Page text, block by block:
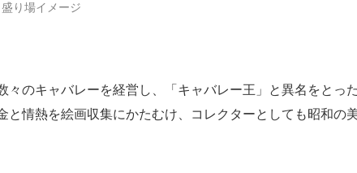
盛り場イメージ
のキャバレーを経営し、「キャバレー王」と異名をとった
情熱を絵画収集にかたむけ、コレクターとしても昭和の